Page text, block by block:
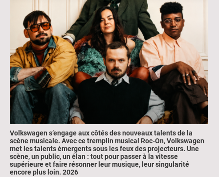
Volkswagen s’engage aux côtés des nouveaux talents de la
scène musicale. Avec ce tremplin musical Roc-On, Volkswagen
met les talents émergents sous les feux des projecteurs. Une
scène, un public, un élan : tout pour passer à la vitesse
supérieure et faire résonner leur musique, leur singularité
encore plus loin. 2026